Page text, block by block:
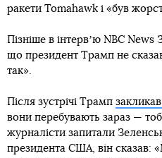
ракети Tomahawk і «був
Пізніше в інтервʼю NBC
що президент Трамп не сказав
так».
Після зустрічі Трамп
вони перебувають зараз —
журналісти запитали
президента США, він сказав: